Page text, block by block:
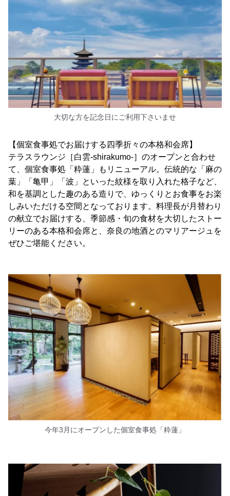
大切な方を記念日にご利用下さいませ
【個室食事処でお届けする四季折々の本格和会席】
テラスラウンジ［白雲-shirakumo-］のオープンと合わせ
て、個室食事処「粋蓮」もリニューアル。伝統的な「麻の
葉」「亀甲」「波」といった紋様を取り入れた格子など、
和を基調とした趣のある造りで、ゆっくりとお食事をお楽
しみいただける空間となっております。料理長が月替わり
の献立でお届けする、季節感・旬の食材を大切したストー
リーのある本格和会席と、奈良の地酒とのマリアージュを
ぜひご堪能ください。
今年3月にオープンした個室食事処「粋蓮」